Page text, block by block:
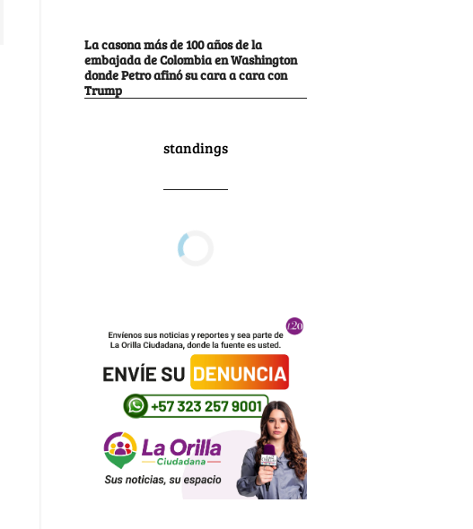
La casona más de 100 años de la
embajada de Colombia en Washington
donde Petro afinó su cara a cara con
Trump
standings